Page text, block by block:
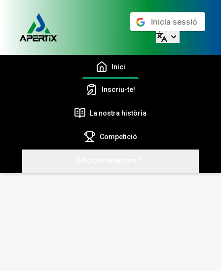
Inicia sessió
Inici
Inscriu-te!
La nostra història
Competició